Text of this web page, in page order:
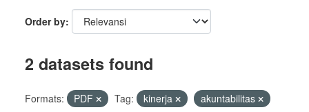
Order by
2 datasets found
Formats: PDF Tag: kinerja
akuntabilitas